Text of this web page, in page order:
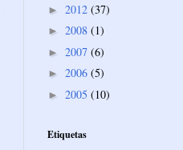
► 2012 (37)
► 2008 (1)
► 2007 (6)
► 2006 (5)
► 2005 (10)
Etiquetas